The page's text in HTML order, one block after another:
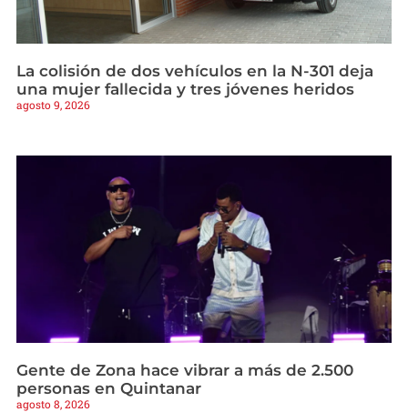
La colisión de dos vehículos en la N-301 deja
una mujer fallecida y tres jóvenes heridos
agosto 9, 2026
Gente de Zona hace vibrar a más de 2.500
personas en Quintanar
agosto 8, 2026